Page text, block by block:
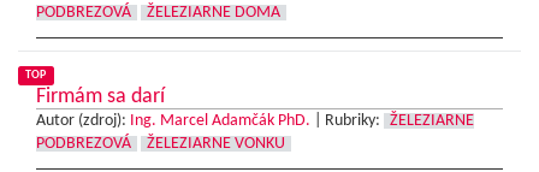
PODBREZOVÁ
ŽELEZIARNE DOMA
TOP
Firmám sa darí
Autor (zdroj): Ing. Marcel Adamčák PhD. Rubriky:
ŽELEZIARNE
PODBREZOVÁ
ŽELEZIARNE VONKU